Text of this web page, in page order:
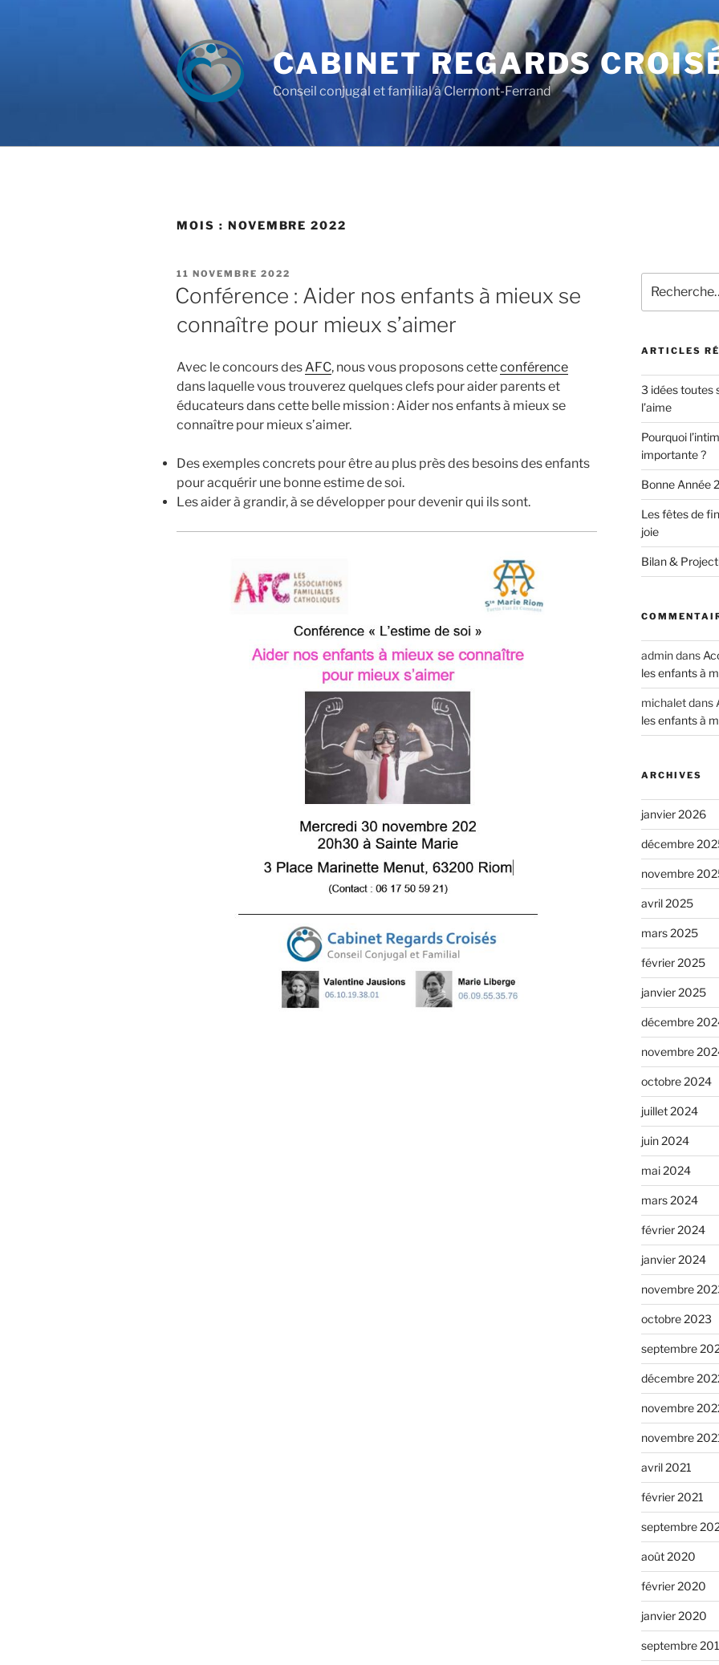
CABINET REGARDS
Conseil conjugal et familial à Clermont-Ferrand
MOIS : NOVEMBRE 2022
11 NOVEMBRE 2022
Conférence : Aider nos enfants à mieux se
connaître pour mieux s’aimer
Avec le concours des AFC, nous vous proposons cetteconférence
dans laquelle vous trouverez quelques clefs pour aider parents et
éducateurs dans cette belle mission : Aider nos enfants à mieux se
connaître pour mieux s’aimer.
Des exemples concrets pour être au plus près des besoins des enfants
pour acquérir une bonne estime de soi.
Les aider à grandir, à se développer pour devenir qui ils sont.
ARTICLES
3 idées toutes
l’aime
Pourquoi
importante ?
Bonne Année
Les fêtes de
joie
Bilan &
admindans
les enfants à
michaletdans
les enfants à
ARCHIVES
janvier 2026
décembre
novembre
avril 2025
mars 2025
février 2025
janvier 2025
décembre
novembre
octobre 2024
juillet 2024
juin 2024
mai 2024
mars 2024
février 2024
janvier 2024
novembre
octobre 2023
septembre
décembre
novembre
novembre
avril 2021
février 2021
septembre
août 2020
février 2020
janvier 2020
septembre